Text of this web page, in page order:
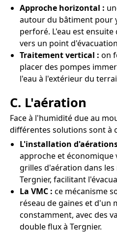
Approche horizontal :
autour du bâtiment pour
perforé. L'eau est
vers un point
Traitement vertical : on
placer des pompes
l'eau à l'extérieur du
C. L'aération
Face à l'humidité due au
différentes solutions sont à
L'installation
approche et économique
grilles d'aération dans les
Tergnier, facilitant
La VMC : ce mécanisme
réseau de gaines et d'un
constamment, avec des
double flux à Tergnier.